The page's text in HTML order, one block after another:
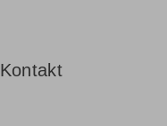
Kontakt